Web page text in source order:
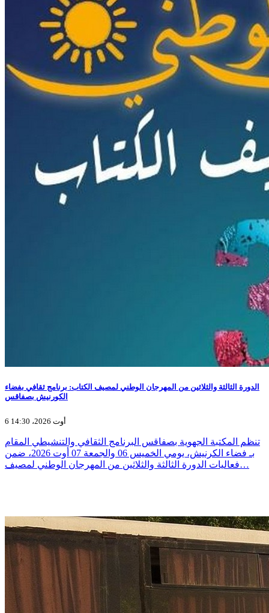
الدورة الثالثة والثلاثين من المهرجان الوطني لمصيف الكتاب: برنامج ثقافي بفضاء
الكورنيش بصفاقس
6 أوت 2026، 14:30
تنظم المكتبة الجهوية بصفاقس البرنامج الثقافي والتنشيطي المقام
بـ فضاء الكرنيش، يومي الخميس 06 والجمعة 07 أوت 2026، ضمن
فعاليات الدورة الثالثة والثلاثين من المهرجان الوطني لمصيف…